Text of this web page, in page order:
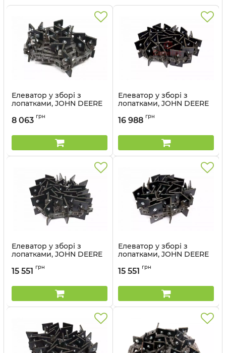
Елеватор у зборі з
лопатками, JOHN DEERE
Cametet
8 063 грн
Елеватор у зборі з
лопатками, JOHN DEERE
Cametet
16 988 грн
Елеватор у зборі з
лопатками, JOHN DEERE
Cametet
15 551 грн
Елеватор у зборі з
лопатками, JOHN DEERE
Cametet
15 551 грн